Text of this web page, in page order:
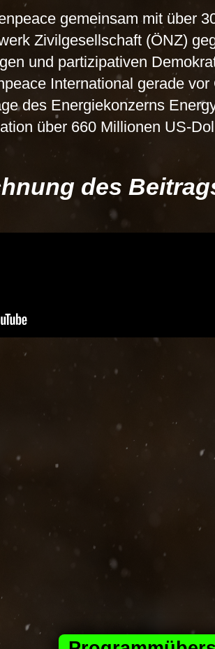
gemeinsam mit über
Zivilgesellschaft (ÖNZ)
und partizipativen
International gerade
des Energiekonzerns
über 660 Millionen US-
des